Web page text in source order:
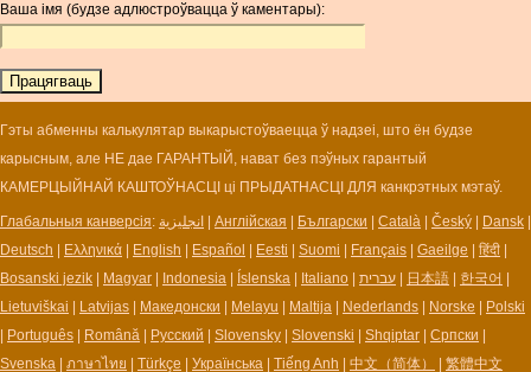
AWG
BAM
BBD
BCH
BCN
BDT
BGN
BIF
Ваша імя (будзе адлюстроўвацца ў каментары):
Гэты абменны калькулятар выкарыстоўваецца ў надзеі, што ён будзе
карысным, але НЕ дае ГАРАНТЫЙ, нават без пэўных гарантый
КАМЕРЦЫЙНАЙ КАШТОЎНАСЦІ ці ПРЫДАТНАСЦІ ДЛЯ канкрэтных мэтаў.
Глабальныя канверсія: انجليزية | Англійская | Български | Català | Český | Dansk |
Deutsch | Ελληνικά | English | Español | Eesti | Suomi | Français | Gaeilge | हिंदी |
Bosanski jezik | Magyar | Indonesia | Íslenska | Italiano | עברית | 日本語 | 한국어 |
Lietuviškai | Latvijas | Македонски | Melayu | Maltija | Nederlands | Norske | Polski
| Português | Română | Русский | Slovensky | Slovenski | Shqiptar | Српски |
Svenska | ภาษาไทย | Türkçe | Українська | Tiếng Anh | 中文（简体） | 繁體中文